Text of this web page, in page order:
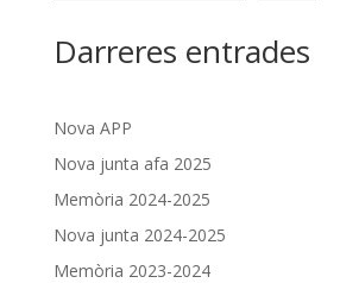
Darreres entrades
Nova APP
Nova junta afa 2025
Memòria 2024-2025
Nova junta 2024-2025
Memòria 2023-2024